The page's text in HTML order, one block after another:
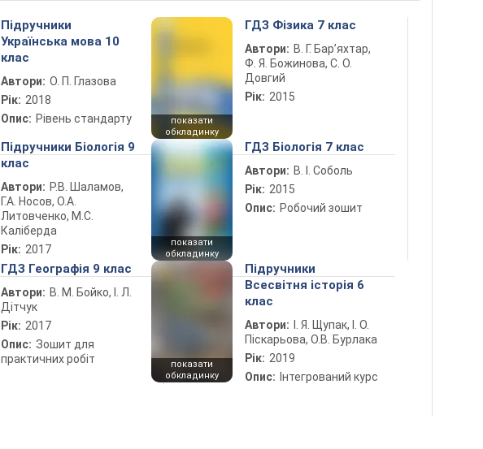
Підручники
Українська мова 10
клас
Автори: О. П. Глазова
Рік: 2018
Опис: Рівень стандарту
показати
обкладинку
ГДЗ Фізика 7 клас
Автори: В. Г. Бар’яхтар,
Ф. Я. Божинова, С. О.
Довгий
Рік: 2015
Підручники Біологія 9
клас
Автори: Р.В. Шаламов,
Г.А. Носов, О.А.
Литовченко, М.С.
Каліберда
Рік: 2017
показати
обкладинку
ГДЗ Біологія 7 клас
Автори: В. І. Соболь
Рік: 2015
Опис: Робочий зошит
ГДЗ Географія 9 клас
Автори: В. М. Бойко, І. Л.
Дітчук
Рік: 2017
Опис: Зошит для
практичних робіт
показати
обкладинку
Підручники
Всесвітня історія 6
клас
Автори:
І. Я. Щупак, І. О.
Піскарьова, О.В. Бурлака
Рік: 2019
Опис: Інтегрований курс